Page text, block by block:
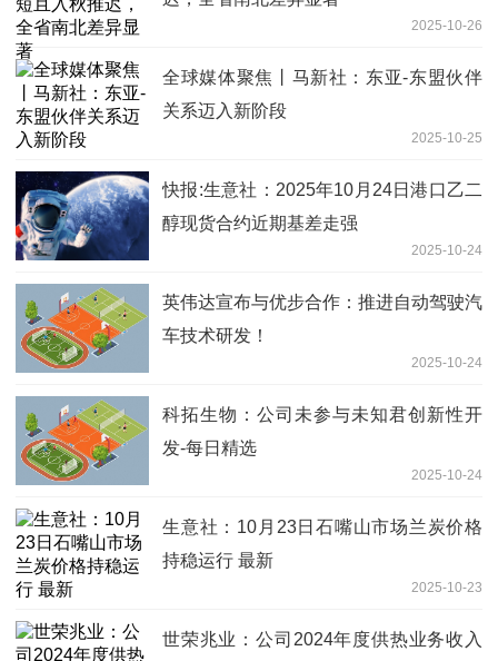
2025-10-26
全球媒体聚焦丨马新社：东亚-东盟伙伴
关系迈入新阶段
2025-10-25
快报:生意社：2025年10月24日港口乙二
醇现货合约近期基差走强
2025-10-24
英伟达宣布与优步合作：推进自动驾驶汽
车技术研发！
2025-10-24
科拓生物：公司未参与未知君创新性开
发-每日精选
2025-10-24
生意社：10月23日石嘴山市场兰炭价格
持稳运行 最新
2025-10-23
世荣兆业：公司2024年度供热业务收入